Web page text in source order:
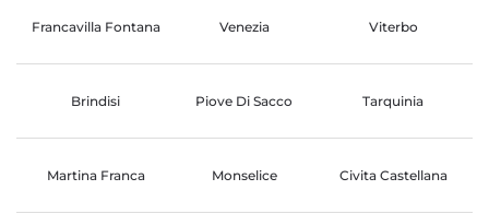
Francavilla Fontana Venezia Viterbo
Brindisi Piove Di Sacco Tarquinia
Martina Franca Monselice Civita Castellana